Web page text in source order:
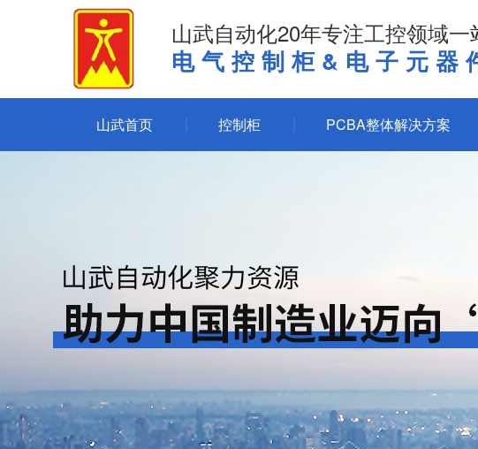
山武自动化20年专注工控领域
电气控制柜&电子元器
山武首页 控制柜 PCBA整体解决方案